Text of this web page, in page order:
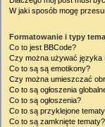
W jaki sposób mogę
Formatowanie i typy
Co to jest BBCode?
Czy można używać języka
Co to są są emotikony?
Czy można umieszczać
Co to są ogłoszenia
Co to są ogłoszenia?
Co to są przyklejone
Co to są zamknięte tematy?